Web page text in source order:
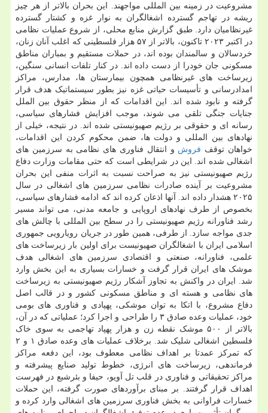
مشروعیت در زمینه بین المللی مواجهند. این بحران بالاتر از هر چیز
ریشه در تهاجم گسترده اشغالگران به نوار غزه و کشتار گسترده
غیرنظامیان دارد. طبق گزارش منابع محلی، از شروع عملیات نظامی
در اکتبر ۲۰۲۳ تاکنون، بالاتر از ۵۷ هزار فلسطینی که اغلب آنان زنان،
خردسالان و سالمندان بوده اند، در حملات مستقیم و بمباران مناطق
مسکونی جان خودرا از دست داده اند. در کنار تلفات انسانی سنگین،
زیرساخت های غیرنظامی همچون بیمارستان ها، مدارس، مراکز
امدادرسانی و تأسیسات حیاتی غزه نیز بطور سیستماتیک هدف قرار
گرفته و نابود شده اند. این اقدامات که از منظر حقوق بین الملل
جنایات جنگی تلقی می شوند، موجب افزایش فشارهای سیاسی،
رسانه ای و حقوقی بر رژیم صهیونیستی شده اند. در نتیجه، خیلی از
نهادهای بین المللی و دولت ها، ضمن محکوم کردن این اقدامات،
خواهان توقف فروش و انتقال فناوری های نظامی به سرزمین های
اشغالی شده اند. این در شرایطی است که حتی مقامات وزارت دفاع
رژیم صهیونیستی نیز به صراحت نسبت به اثرات منفی این بحران
مشروعیت بر آینده صادرات نظامی سرزمین های اشغالی در سال
۲۰۲۵ هشدار داده اند. آنها اذعان کرده اند که ادامه فشارهای سیاسی،
بخصوص از طرف نهادهای اروپایی و جامعه مدنی، می تواند مسیر
رشد فناورانه رژیم صهیونیستی را در سطح بین المللی با چالش های
جدی مواجه سازد. از طرفی، همین طور در جریان رویارویی جمهوری
اسلامی ایران با اشغالگران صهیونیست برای اولین بار زیرساخت های
علمی، فناورانه، صنعتی و اقتصادی سرزمین های اشغالی هدف
موشک های ایران قرار گرفت و خسارات بسیاری به این بخش وارد
شد. ایران در واکنش به تجاوز آشکار رژیم صهیونیستی به زیرساخت
های نظامی و هسته ای و مناطق مسکونی کشور و در قالب اصل
دفاع مشروع، با اتکا به توان موشکی، پهپادی و فناوری های بومی
خود، عملیات وعده صادق ۳ را طراحی و اجرا کرد؛ عملیاتی که در آن،
بالاتر از ۵۰۰ موشک نقطه زن و هزار پهپاد تهاجمی به سوی خاک
فلسطین اشغالی شلیک شد. برخلاف عملیات های وعده صادق ۱ و ۲
که تمرکز عمدتا بر اهداف نظامی معطوف بود، این دفعه مراکز
فرماندهی، زیرساخت های انرژی، خطوط تولید صنایع پیشرفته و
مراکز تحقیقاتی و فناوری در قلب تل آویو، حیفا و بئرشبع در فهرست
اهداف قرار گرفتند. بر مبنای برآوردهای صورت گرفته، این حملات
خسارات فراوانی به بخش فناوری سرزمین های اشغالی وارد کرده و